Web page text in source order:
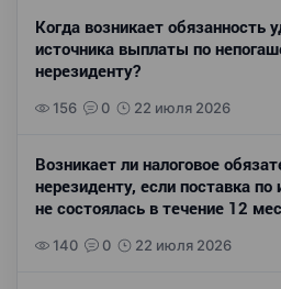
Когда возникает
источника выплаты по
нерезиденту?
156 0 22 июля 2026
Возникает ли налоговое
нерезиденту, если поставка
не состоялась в течение 12
140 0 22 июля 2026